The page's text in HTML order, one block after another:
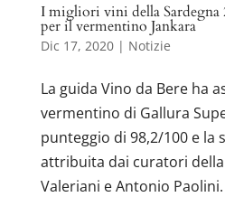
I migliori vini della Sardegna
per il vermentino Jankara
Dic 17, 2020| Notizie
La guida Vino da Bere ha
vermentino di Gallura
punteggio di 98,2/100 e la
attribuita dai curatori
Valeriani e Antonio